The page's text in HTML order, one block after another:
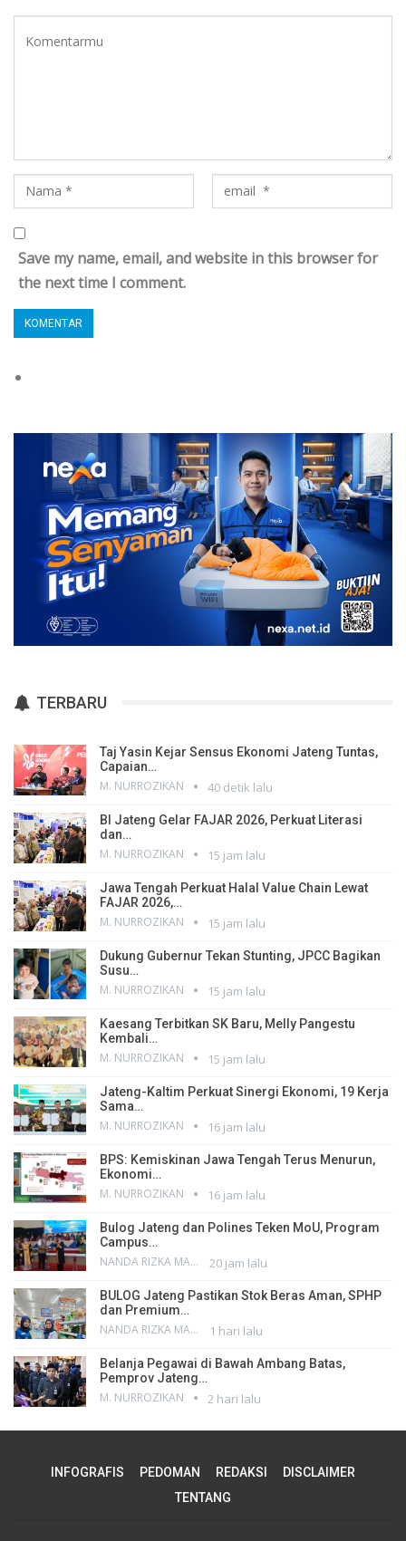
Save my name, email, and website in this browser for
the next time I comment.
TERBARU
Taj Yasin Kejar Sensus Ekonomi Jateng Tuntas,
Capaian…
M. NURROZIKAN 40 detik lalu
BI Jateng Gelar FAJAR 2026, Perkuat Literasi
dan…
M. NURROZIKAN 15 jam lalu
Jawa Tengah Perkuat Halal Value Chain Lewat
FAJAR 2026,…
M. NURROZIKAN 15 jam lalu
Dukung Gubernur Tekan Stunting, JPCC Bagikan
Susu…
M. NURROZIKAN 15 jam lalu
Kaesang Terbitkan SK Baru, Melly Pangestu
Kembali…
M. NURROZIKAN 15 jam lalu
Jateng-Kaltim Perkuat Sinergi Ekonomi, 19 Kerja
Sama…
M. NURROZIKAN 16 jam lalu
BPS: Kemiskinan Jawa Tengah Terus Menurun,
Ekonomi…
M. NURROZIKAN 16 jam lalu
Bulog Jateng dan Polines Teken MoU, Program
Campus…
NANDA RIZKA MAHENDRA 20 jam lalu
BULOG Jateng Pastikan Stok Beras Aman, SPHP
dan Premium…
NANDA RIZKA MAHENDRA 1 hari lalu
Belanja Pegawai di Bawah Ambang Batas,
Pemprov Jateng…
M. NURROZIKAN 2 hari lalu
INFOGRAFIS PEDOMAN REDAKSI
DISCLAIMER
TENTANG